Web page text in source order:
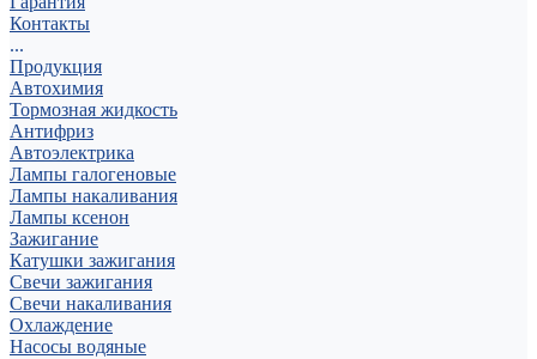
Контакты
...
Продукция
Автохимия
Тормозная жидкость
Антифриз
Автоэлектрика
Лампы галогеновые
Лампы накаливания
Лампы ксенон
Зажигание
Катушки зажигания
Свечи зажигания
Свечи накаливания
Охлаждение
Насосы водяные